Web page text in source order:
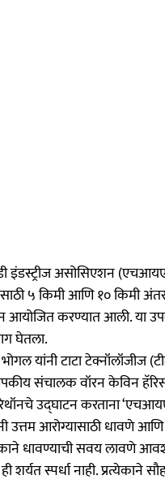
इंडस्ट्रीज असोसिएशन
५ किमी आणि १० किमी
करण्यात आली. या
घेतला.
यांनी टाटा टेक्नॉलॉजीज
संचालक वॉरन केविन
उद्‍घाटन करताना
उत्तम आरोग्यासाठी धावणे
धावण्याची सवय लावणे
स्पर्धा नाही. प्रत्येकाने